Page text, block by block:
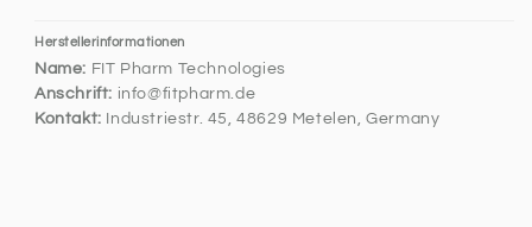
Herstellerinformationen
Name: FIT Pharm Technologies
Anschrift: info@fitpharm.de
Kontakt: Industriestr. 45, 48629 Metelen, Germany